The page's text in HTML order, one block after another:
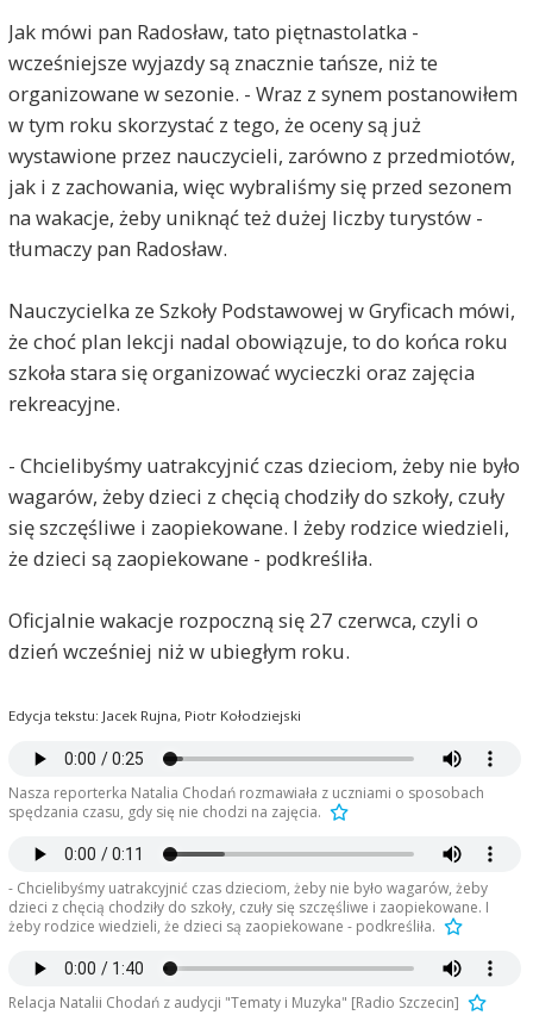
Jak mówi pan Radosław, tato piętnastolatka -
wcześniejsze wyjazdy są znacznie tańsze, niż te
organizowane w sezonie. - Wraz z synem postanowiłem
w tym roku skorzystać z tego, że oceny są już
wystawione przez nauczycieli, zarówno z przedmiotów,
jak i z zachowania, więc wybraliśmy się przed sezonem
na wakacje, żeby uniknąć też dużej liczby turystów -
tłumaczy pan Radosław.
Nauczycielka ze Szkoły Podstawowej w Gryficach mówi,
że choć plan lekcji nadal obowiązuje, to do końca roku
szkoła stara się organizować wycieczki oraz zajęcia
rekreacyjne.
- Chcielibyśmy uatrakcyjnić czas dzieciom, żeby nie było
wagarów, żeby dzieci z chęcią chodziły do szkoły, czuły
się szczęśliwe i zaopiekowane. I żeby rodzice wiedzieli,
że dzieci są zaopiekowane - podkreśliła.
Oficjalnie wakacje rozpoczną się 27 czerwca, czyli o
dzień wcześniej niż w ubiegłym roku.
Edycja tekstu: Jacek Rujna, Piotr Kołodziejski
Nasza reporterka Natalia Chodań rozmawiała z uczniami o sposobach
spędzania czasu, gdy się nie chodzi na zajęcia.
- Chcielibyśmy uatrakcyjnić czas dzieciom, żeby nie było wagarów, żeby
dzieci z chęcią chodziły do szkoły, czuły się szczęśliwe i zaopiekowane. I
żeby rodzice wiedzieli, że dzieci są zaopiekowane - podkreśliła.
Relacja Natalii Chodań z audycji "Tematy i Muzyka" [Radio Szczecin]